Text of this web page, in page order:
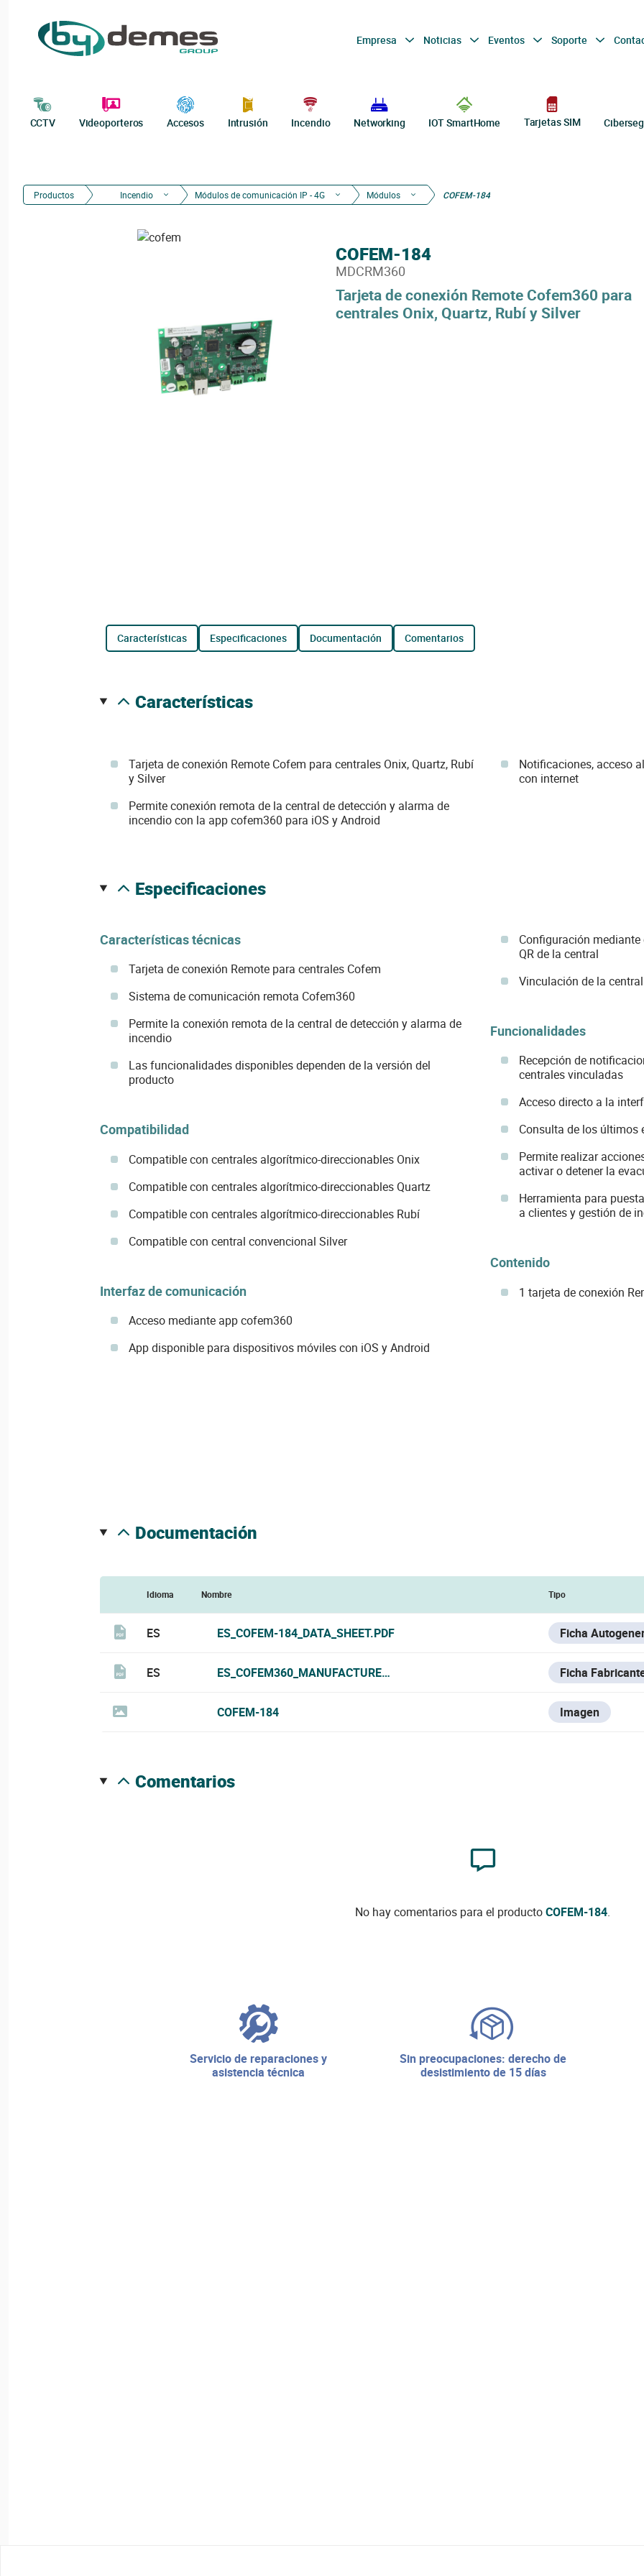
Empresa Noticias Eventos Soporte
CCTV Videoporteros Accesos Intrusión Incendio Networking IOT SmartHome Tarjetas SIM
Productos Incendio Módulos de comunicación IP - 4G Módulos COFEM-184
Tarjeta de conexión Remote Cofem360 para
centrales Onix, Quartz, Rubí y Silver
COFEM-184
MDCRM360
características especificaciones documentación comentarios
características
Tarjeta de conexión Remote Cofem para centrales Onix, Quartz, Rubí
y Silver
Permite conexión remota de la central de detección y alarma de
incendio con la app cofem360 para iOS y Android
Notificaciones, acceso
con internet
especificaciones
Características técnicas
Tarjeta de conexión Remote para centrales Cofem
Sistema de comunicación remota Cofem360
Permite la conexión remota de la central de detección y alarma de
incendio
Las funcionalidades disponibles dependen de la versión del
producto
Compatibilidad
Compatible con centrales algorítmico-direccionables Onix
Compatible con centrales algorítmico-direccionables Quartz
Compatible con centrales algorítmico-direccionables Rubí
Compatible con central convencional Silver
Interfaz de comunicación
Acceso mediante app cofem360
App disponible para dispositivos móviles con iOS y Android
Configuración
QR de la central
Vinculación de la
Funcionalidades
Recepción de
centrales vinculadas
Acceso directo a la
Consulta de los últimos
Permite realizar
activar o detener la
Herramienta para
a clientes y gestión de
Contenido
1 tarjeta de conexión
documentación
Idioma Nombre Tipo
ES ES_COFEM-184_DATA_SHEET.PDF Ficha
ES ES_COFEM360_MANUFACTURER_DATA_SHEET.PDF Ficha
COFEM-184 Imagen
comentarios
No hay comentarios para el productoCOFEM-184.
servicio de reparaciones y
asistencia técnica
sin preocupaciones: derecho de
desistimiento de 15 días